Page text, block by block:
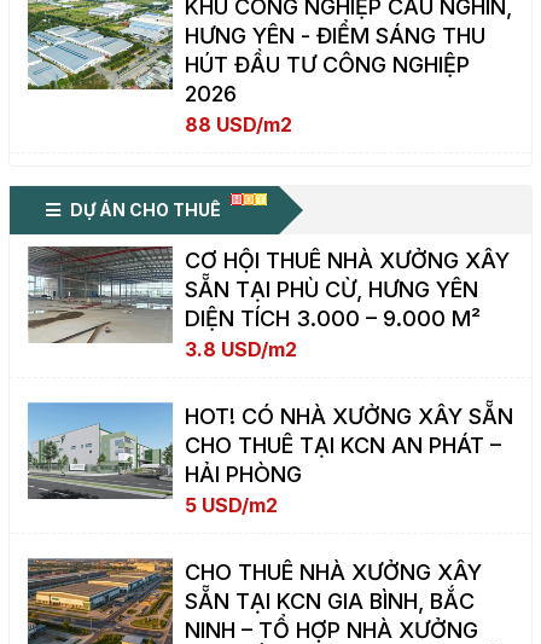
KHU CÔNG NGHIỆP CẦU NGHÌN,
HƯNG YÊN - ĐIỂM SÁNG THU
HÚT ĐẦU TƯ CÔNG NGHIỆP
2026
88 USD/m2
DỰ ÁN CHO THUÊ
CƠ HỘI THUÊ NHÀ XƯỞNG XÂY
SẴN TẠI PHÙ CỪ, HƯNG YÊN
DIỆN TÍCH 3.000 – 9.000 M²
3.8 USD/m2
HOT! CÓ NHÀ XƯỞNG XÂY SẴN
CHO THUÊ TẠI KCN AN PHÁT –
HẢI PHÒNG
5 USD/m2
CHO THUÊ NHÀ XƯỞNG XÂY
SẴN TẠI KCN GIA BÌNH, BẮC
NINH – TỔ HỢP NHÀ XƯỞNG